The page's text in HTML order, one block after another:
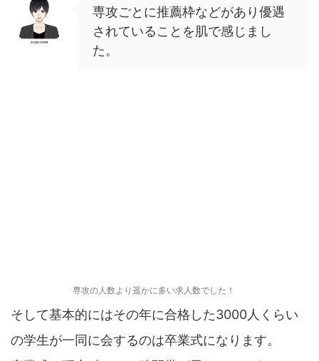
専攻ごとに推薦枠などがあり優遇
されていることを肌で感じまし
た。
専攻の人数より遥かに多い求人数でした！
そして基本的にはその年に合格した3000人くらい
の学生が一同に会するのは卒業式になります。